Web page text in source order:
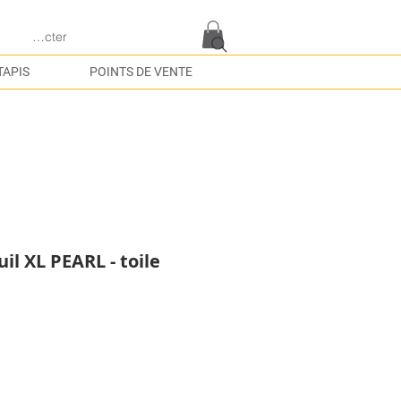
connecter
POINTS DE VENTE
XL PEARL - toile